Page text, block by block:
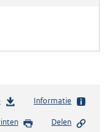
b
s
Informatie
Delen